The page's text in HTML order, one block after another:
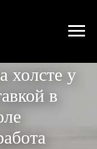
холсте у
в